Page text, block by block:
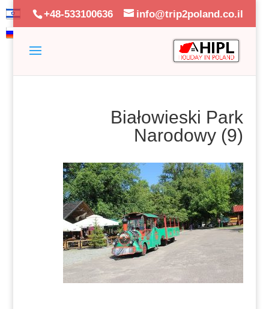
+48-533100636 info@trip2poland.co.il
Białowieski Park
Narodowy (9)